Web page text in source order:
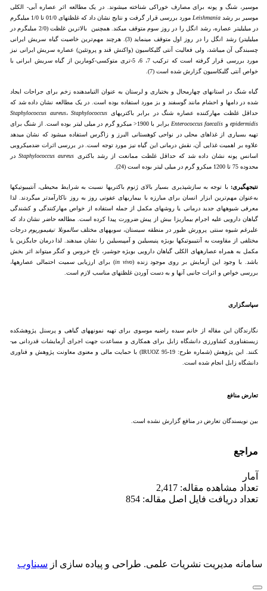
موسیر، شنگ و پونه برای مصارف خوراکی شناخته می­شوند. در یک مطالعه اثر عصاره آبی- الکلی
موسیر بر رشد Leishmania
مورد بررسی قرار گرفت و نتایج نشان داد که غلظت­های 01/0 تا 1/0 میلی­گرم
در میلی­لیتر عصاره، رشد انگل را در روز سوم متوقف می­کند. همچنین بالاترین غلظت (2/0 میلی­گرم در
میلی­لیتر) رشد انگل را در روز اول متوقف می­نماید (3). هرچند مهم‌ترین خاصیت گیاه سریش ایرانی
چسبندگی آن می­باشد، ولی فعالیت آنتی گلیکاسیون (واکنش قند و پروتئین) عصاره سریش ایرانی نیز
مورد بررسی قرار گرفته است که ترکیب 7، 6، 5-تری متوکسی-کومارین از گیاه سریش ایرانی با
خواص آنتی گلیکاسیون گزارش شده است (7).
گیاه شنگ در استان­های چهارمحال و بختیاری و لرستان به عنوان التیام­دهنده زخم برای جراحات ایجاد
شده در دام­ها و احشام مانند گوسفند و بز مورد استفاده بوده است. در یک مطالعه نشان داده شد که
حداقل غلظت مهارکننده عصاره شنگ در برابر باکتری­های
Staphylococcus aureus، Staphylococcus
epidermidis و Enterococcus faecalis
برابر با 1900< میکرو ­گرم در میلی ­لیتر بوده است. از شنگ برای
تهیه بسیاری از غذاهای محلی در نواحی کوهستانی البرز و زاگرس استفاده می­شود که نشان می­دهد
علاوه بر اهمیت غذایی آن، نقش درمانی این گیاه نیز مورد توجه است. در بررسی اثرات ضدمیکروبی
اسانس پونه نشان داده شد که حداقل غلظت ممانعت از رشد باکتری
Staphylococcus aureus
در
محدوده 75 تا 1200 میکرو ­گرم در میلی ­لیتر بوده است (24).
نتیجه­گیری: با توجه به سازش­پذیری بسیار بالای ژنوم باکتری­ها نسبت به شرایط محیطی، آنتی­بیوتیک­ها
به‌عنوان مهم‌ترین ابزار انسان برای مبارزه با بیماری­های عفونی روز به روز ناکارآمدتر می­گردند. لذا
معرفی شیوه­های جدید درمانی یا روش­های مکمل از جمله استفاده از خواص مهار­کنندگی و کشندگی
گیاهان دارویی علیه اجرام بیماریزا بیش از پیش ضرورت پیدا کرده است. مطالعه حاضر نشان داد که
علی­رغم شیوه سنتی پرورش طیور در منطقه سیستان، سویه­های مختلفسالمونلا تیفی­موریوم درجات
مختلفی از مقاومت به آنتی­بیوتیک­ها بویژه پنی­سیلین و آمپی­سیلین را نشان می­دهند. لذا درمان جایگزین یا
مکمل به همراه عصاره­های الکلی گیاهان دارویی بویژه جوشیر، تاج خروس و کنگر می­تواند اثر بخش
باشد. با وجود این آزمایش بر روی موجود زنده (in vivo) برای ارزیابی سمیت احتمالی عصاره­ها،
بررسی خواص و اثرات جانبی آن­ها و به دست آوردن غلظت­های مناسب لازم است.
سپاسگزاری
نگارندگان این مقاله از خانم سیده راضیه موسوی برای تهیه نمونه­های گیاهی و پرسنل پژوهشکده
زیست­فناوری کشاورزی دانشگاه زابل برای همکاری و مساعدت جهت اجرای آزمایشات قدردانی می­
کنند. این پژوهش (شماره طرح: IRUOZ 95-19) با حمایت مالی و معنوی معاونت پژوهش و فناوری
دانشگاه زابل انجام شده است.
تعارض منافع
بین نویسندگان تعارض در منافع گزارش نشده است.
مراجع
آمار
تعداد مشاهده مقاله: 2,417
تعداد دریافت فایل اصل مقاله: 854
سامانه مدیریت نشریات علمی. طراحی و پیاده سازی از سیناوب